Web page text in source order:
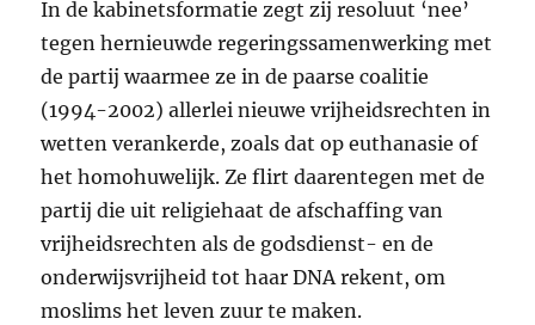
In de kabinetsformatie zegt zij resoluut ‘nee’
tegen hernieuwde regeringssamenwerking met
de partij waarmee ze in de paarse coalitie
(1994-2002) allerlei nieuwe vrijheidsrechten in
wetten verankerde, zoals dat op euthanasie of
het homohuwelijk. Ze flirt daarentegen met de
partij die uit religiehaat de afschaffing van
vrijheidsrechten als de godsdienst- en de
onderwijsvrijheid tot haarDNA rekent, om
moslims het leven zuur te maken.